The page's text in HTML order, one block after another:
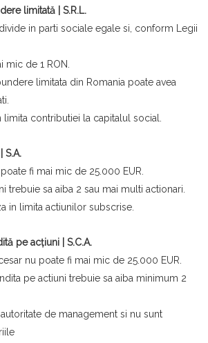
limitată | S.R.L.
in parti sociale egale si, conform Legii
mic de 1 RON.
limitata din Romania poate avea
contributiei la capitalul social.
S.A.
fi mai mic de 25.000 EUR.
trebuie sa aiba 2 sau mai multi actionari.
in limita actiunilor subscrise.
pe acțiuni | S.C.A.
nu poate fi mai mic de 25.000 EUR.
pe actiuni trebuie sa aiba minimum 2
de management si nu sunt